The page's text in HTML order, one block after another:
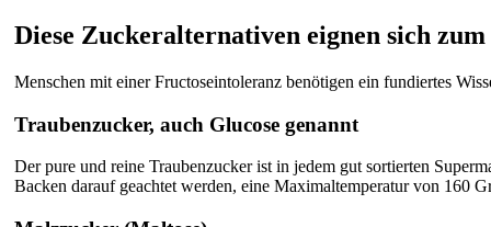
Diese Zuckeralternativen eignen sich
Menschen mit einer Fructoseintoleranz benötigen ein fundiertes
Traubenzucker, auch Glucose genannt
Der pure und reine Traubenzucker ist in jedem gut sortierten
Backen darauf geachtet werden, eine Maximaltemperatur von 160